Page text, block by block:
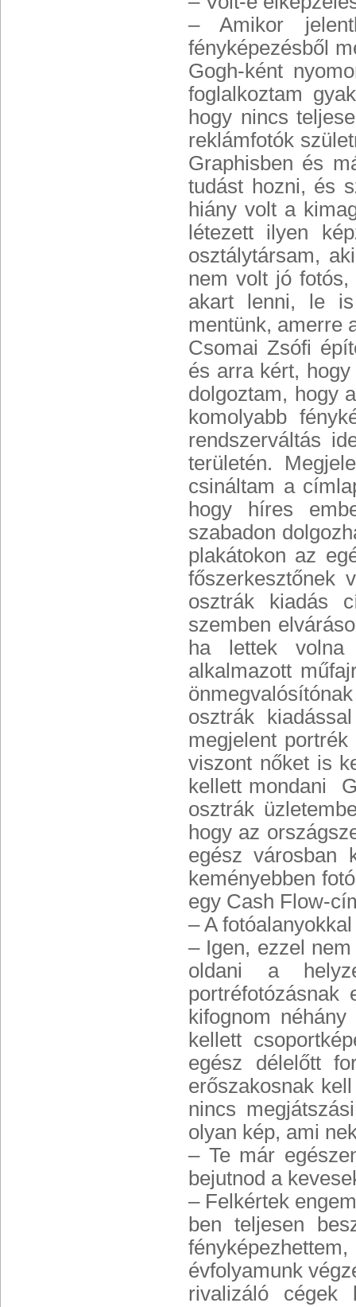
– Amikor
fényképezésből
Gogh-ként
foglalkoztam
hogy nincs
reklámfotók
Graphisben és
tudást hozni, és
hiány volt a
létezett ilyen
osztálytársam,
nem volt jó
akart lenni, le
mentünk, amerre
Csomai Zsófi
és arra kért,
dolgoztam, hogy
komolyabb
rendszerváltás
területén.
csináltam a
hogy híres
szabadon
plakátokon az
főszerkesztőnek
osztrák kiadás
szemben
ha lettek volna
alkalmazott
osztrák
megjelent
viszont nőket is
kellett mondani
osztrák
hogy az
egész városban
keményebben
egy Cash Flow-
– A
– Igen, ezzel
oldani a
kifognom
kellett
egész délelőtt
erőszakosnak
nincs
olyan kép, ami
– Te már
bejutnod a
– Felkértek
ben teljesen
évfolyamunk
rivalizáló cégek